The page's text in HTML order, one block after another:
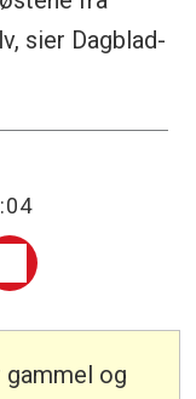
sier Dagblad-
gammel og